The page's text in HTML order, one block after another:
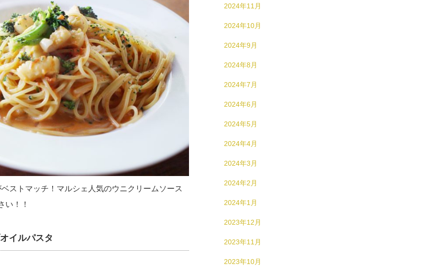
ストマッチ！マルシェ人気のウニクリームソース
い！！
イルパスタ
2024年11月
2024年10月
2024年9月
2024年8月
2024年7月
2024年6月
2024年5月
2024年4月
2024年3月
2024年2月
2024年1月
2023年12月
2023年11月
2023年10月